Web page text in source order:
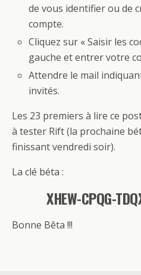
de vous identifier ou de
compte.
Cliquez sur « Saisir les
gauche et entrer votre
Attendre le mail
invités.
Les 23 premiers à lire ce
à tester Rift (la prochaine
finissant vendredi soir).
La clé béta :
XHEW-CPQG-
Bonne Bêta !!!